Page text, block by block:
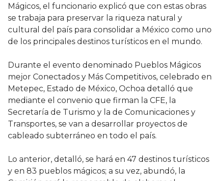
Mágicos, el funcionario explicó que con estas obras
se trabaja para preservar la riqueza natural y
cultural del país para consolidar a México como uno
de los principales destinos turísticos en el mundo.
Durante el evento denominado Pueblos Mágicos
mejor Conectados y Más Competitivos, celebrado en
Metepec, Estado de México, Ochoa detalló que
mediante el convenio que firman la CFE, la
Secretaría de Turismo y la de Comunicaciones y
Transportes, se van a desarrollar proyectos de
cableado subterráneo en todo el país.
Lo anterior, detalló, se hará en 47 destinos turísticos
y en 83 pueblos mágicos; a su vez, abundó, la